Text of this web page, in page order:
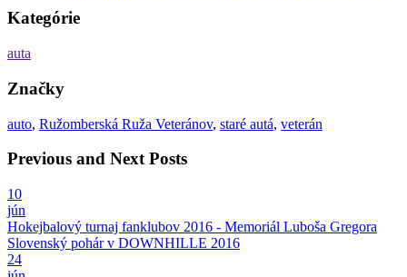
Kategórie
auta
Značky
auto, Ružomberská Ruža Veteránov, staré autá, veterán
Previous and Next Posts
10
jún
Hokejbalový turnaj fanklubov 2016 - Memoriál Luboša Gregora
Slovenský pohár v DOWNHILLE 2016
24